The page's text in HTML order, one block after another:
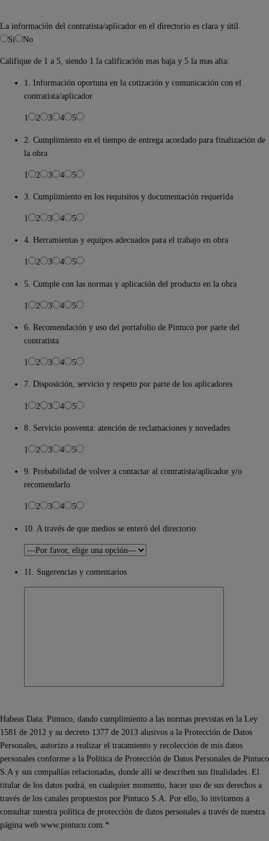
La información del contratista/aplicador en el directorio es clara y útil
Si
No
Califique de 1 a 5, siendo 1 la calificación mas baja y 5 la mas alta:
1. Información oportuna en la cotización y comunicación con el
contratista/aplicador
1 2 3 4 5
2. Cumplimiento en el tiempo de entrega acordado para finalización de
la obra
1 2 3 4 5
3. Cumplimiento en los requisitos y documentación requerida
1 2 3 4 5
4. Herramientas y equipos adecuados para el trabajo en obra
1 2 3 4 5
5. Cumple con las normas y aplicación del producto en la obra
1 2 3 4 5
6. Recomendación y uso del portafolio de Pintuco por parte del
contratista
1 2 3 4 5
7. Disposición, servicio y respeto por parte de los aplicadores
1 2 3 4 5
8. Servicio posventa: atención de reclamaciones y novedades
1 2 3 4 5
9. Probabilidad de volver a contactar al contratista/aplicador y/o
recomendarlo
1 2 3 4 5
10. A través de que medios se enteró del directorio
11. Sugerencias y comentarios
Habeas Data: Pintuco, dando cumplimiento a las normas previstas en la Ley
1581 de 2012 y su decreto 1377 de 2013 alusivos a la Protección de Datos
Personales, autorizo a realizar el tratamiento y recolección de mis datos
personales conforme a la Política de Protección de Datos Personales de Pintuco
S.A y sus compañías relacionadas, donde allí se describen sus finalidades. El
titular de los datos podrá, en cualquier momento, hacer uso de sus derechos a
través de los canales propuestos por Pintuco S.A. Por ello, lo invitamos a
consultar nuestra política de protección de datos personales a través de nuestra
página web www.pintuco.com.*